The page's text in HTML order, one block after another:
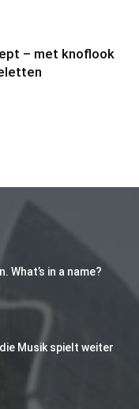
– met knoflook
What’s in a name?
Musik spielt weiter